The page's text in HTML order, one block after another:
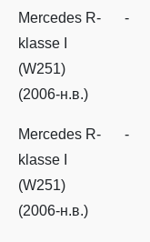
Mercedes R-
klasse I
(W251)
(2006-н.в.)
-
Mercedes R-
klasse I
(W251)
(2006-н.в.)
-